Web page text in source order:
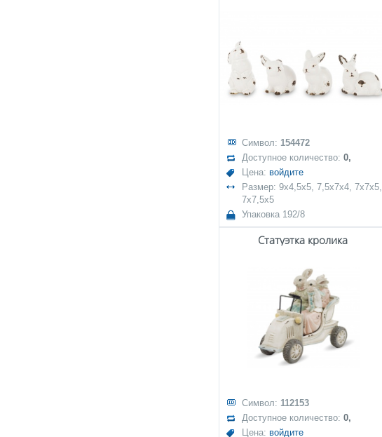
Символ: 154472
Доступное количество: 0,
Цена: войдите
Размер: 9x4,5x5, 7,5x7x4, 7x7x5,
7x7,5x5
Упаковка 192/8
Статуэтка кролика
Символ: 112153
Доступное количество: 0,
Цена: войдите